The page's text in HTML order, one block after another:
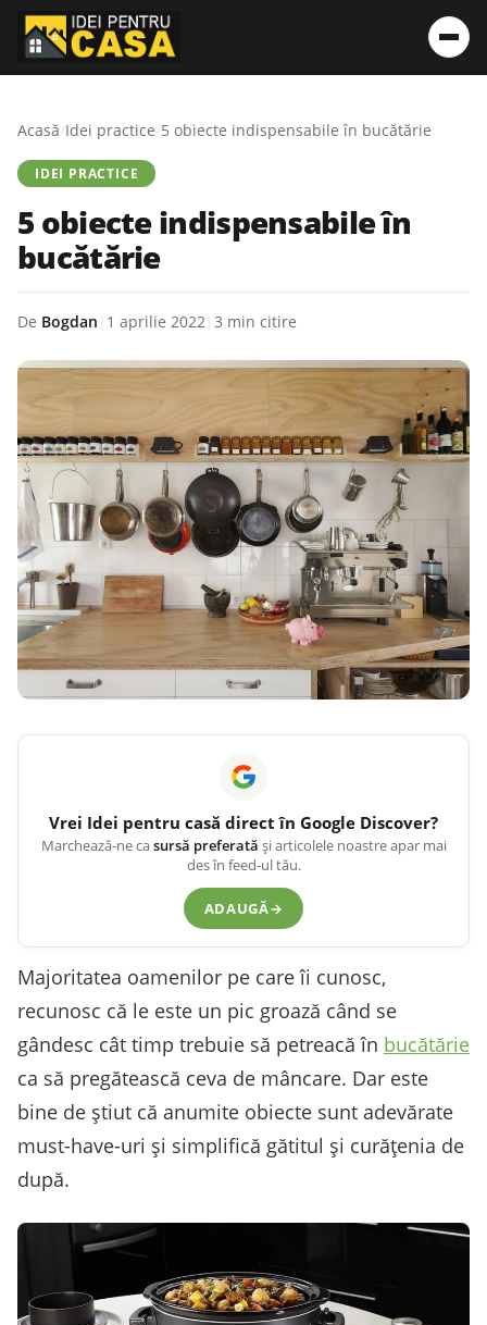
Acasă/Idei practice/5 obiecte indispensabile în bucătărie
IDEI PRACTICE
5 obiecte indispensabile în
bucătărie
De Bogdan 1 aprilie 2022 3 min citire
Vrei Idei pentru casă direct în Google Discover?
Marchează-ne casursă preferată și articolele noastre apar mai
des în feed-ul tău.
ADAUGĂ→
Majoritatea oamenilor pe care îi cunosc,
recunosc că le este un pic groază când se
gândesc cât timp trebuie să petreacă în bucătărie
ca să pregătească ceva de mâncare. Dar este
bine de știut că anumite obiecte sunt adevărate
must-have-uri și simplifică gătitul și curățenia de
după.